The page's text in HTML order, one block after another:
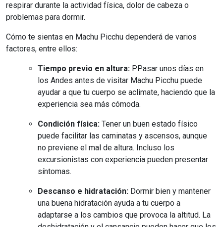
respirar durante la actividad física, dolor de cabeza o
problemas para dormir.
Cómo te sientas en Machu Picchu dependerá de varios
factores, entre ellos:
Tiempo previo en altura: PPasar unos días en
los Andes antes de visitar Machu Picchu puede
ayudar a que tu cuerpo se aclimate, haciendo que la
experiencia sea más cómoda.
Condición física: Tener un buen estado físico
puede facilitar las caminatas y ascensos, aunque
no previene el mal de altura. Incluso los
excursionistas con experiencia pueden presentar
síntomas.
Descanso e hidratación: Dormir bien y mantener
una buena hidratación ayuda a tu cuerpo a
adaptarse a los cambios que provoca la altitud. La